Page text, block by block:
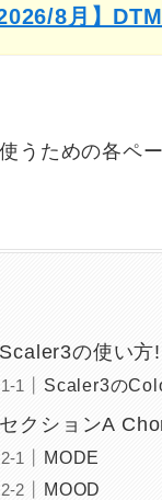
8月】
うための各ペ
Scaler3の使い方
Scaler3の
セクションA
MODE
MOOD